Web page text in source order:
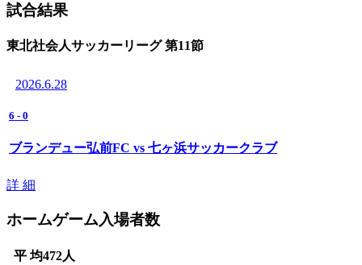
試合結果
東北社会人サッカーリーグ 第11節
2026.6.28
6 - 0
ブランデュー弘前FC vs 七ヶ浜サッカークラブ
詳 細
ホームゲーム入場者数
平 均472人